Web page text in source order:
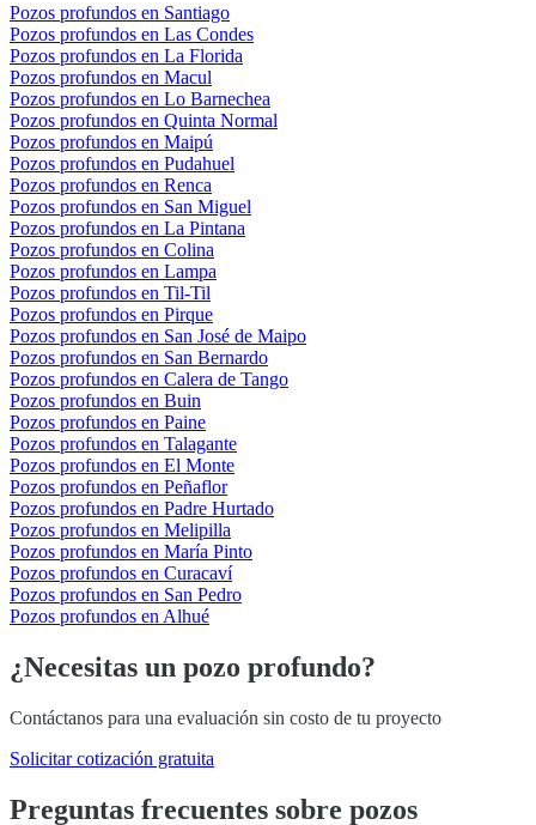
Pozos profundos en Santiago
Pozos profundos en Las Condes
Pozos profundos en La Florida
Pozos profundos en Macul
Pozos profundos en Lo Barnechea
Pozos profundos en Quinta Normal
Pozos profundos en Maipú
Pozos profundos en Pudahuel
Pozos profundos en Renca
Pozos profundos en San Miguel
Pozos profundos en La Pintana
Pozos profundos en Colina
Pozos profundos en Lampa
Pozos profundos en Til-Til
Pozos profundos en Pirque
Pozos profundos en San José de Maipo
Pozos profundos en San Bernardo
Pozos profundos en Calera de Tango
Pozos profundos en Buin
Pozos profundos en Paine
Pozos profundos en Talagante
Pozos profundos en El Monte
Pozos profundos en Peñaflor
Pozos profundos en Padre Hurtado
Pozos profundos en Melipilla
Pozos profundos en María Pinto
Pozos profundos en Curacaví
Pozos profundos en San Pedro
Pozos profundos en Alhué
¿Necesitas un pozo profundo?
Contáctanos para una evaluación sin costo de tu proyecto
Solicitar cotización gratuita
Preguntas frecuentes sobre pozos